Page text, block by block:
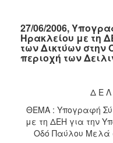
2022
2021
2020
2017
2016
27/06/2006,
Ηρακλείου με τη
των Δικτύων
περιοχή των
Δ Ε Λ
ΘΕΜΑ : Υπογραφή
με τη ΔΕΗ για την
Οδό Παύλου Μελά